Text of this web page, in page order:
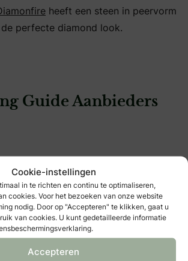
Cookie-instellingen
in te richten en continu te optimaliseren,
cookies. Voor het bezoeken van onze website
nodig. Door op "Accepteren" te klikken, gaat u
van cookies. U kunt gedetailleerde informatie
Accepteren
heeft een steen in peervorm
perfecte diamond look.
Guide Aanbieders